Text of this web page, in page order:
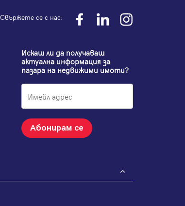
Свържете се с нас:
Искаш ли да получаваш
актуална информация за
пазара на недвижими имоти?
Абонирам се